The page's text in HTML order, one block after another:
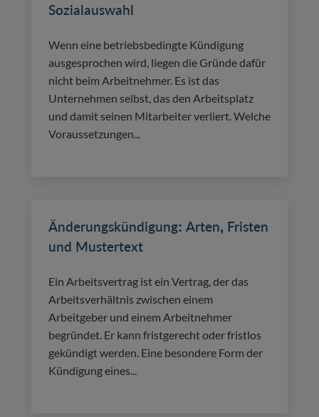
Sozialauswahl
Wenn eine betriebsbedingte Kündigung
ausgesprochen wird, liegen die Gründe dafür
nicht beim Arbeitnehmer. Es ist das
Unternehmen selbst, das den Arbeitsplatz
und damit seinen Mitarbeiter verliert. Welche
Voraussetzungen...
Änderungskündigung: Arten, Fristen
und Mustertext
Ein Arbeitsvertrag ist ein Vertrag, der das
Arbeitsverhältnis zwischen einem
Arbeitgeber und einem Arbeitnehmer
begründet. Er kann fristgerecht oder fristlos
gekündigt werden. Eine besondere Form der
Kündigung eines...